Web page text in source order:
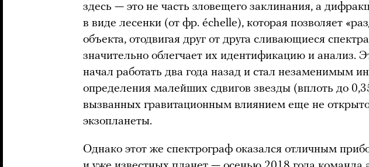
здесь — это не часть зловещего заклинания, а
в виде лесенки (от фр. échelle), которая позволяет
объекта, отодвигая друг от друга сливающиеся
значительно облегчает их идентификацию и анализ.
начал работать два года назад и стал незаменимым
определения малейших сдвигов звезды (вплоть до
вызванных гравитационным влиянием еще не
экзопланеты.
Однако этот же спектрограф оказался отличным